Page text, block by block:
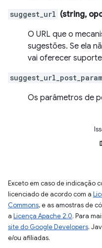
suggest_url (string,
O URL que o
sugestões. Se ela
vai oferecer
Os parâmetros de
Exceto em caso de indicação
licenciado de acordo com a
Commons, e as amostras de
a Licença Apache 2.0. Para
site do Google Developers.
e/ou afiliadas.